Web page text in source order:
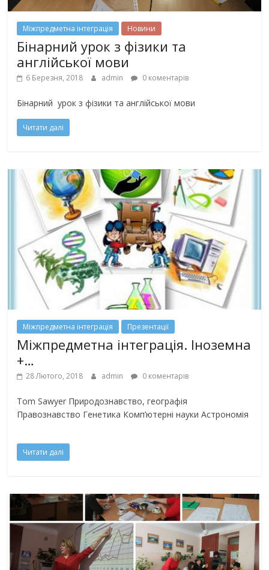
Міжпредметна інтеграція Новини
Бінарний урок з фізики та
англійської мови
6 Березня, 2018 admin 0 коментарів
Бінарний урок з фізики та англійської мови
Читати далі
Міжпредметна інтеграція Презентації
Міжпредметна інтеграція. Іноземна
+…
28 Лютого, 2018 admin 0 коментарів
Tom Sawyer Природознавство, географія
Правознавство Генетика Комп’ютерні науки Астрономія
Читати далі